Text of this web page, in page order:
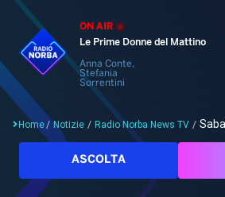
ON AIR
Le Prime Donne del Mattino
Anna Conte,
Stefania
Sorrentini
Cerca
Home/ Notizie / Radio Norba News TV /
ASCOLTA